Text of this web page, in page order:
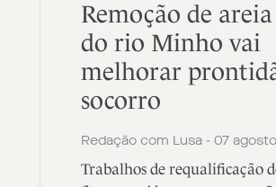
Remoção de
do rio Minho vai
melhorar
socorro
Redação com Lusa - 07
Trabalhos de requalificação